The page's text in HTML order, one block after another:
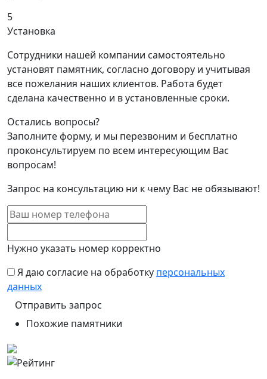
5
Установка
Сотрудники нашей компании самостоятельно
установят памятник, согласно договору и учитывая
все пожелания наших клиентов. Работа будет
сделана качественно и в установленные сроки.
Остались вопросы?
Заполните форму, и мы перезвоним и бесплатно
проконсультируем по всем интересующим Вас
вопросам!
Запрос на консультацию ни к чему Вас не обязывают!
Нужно указать номер корректно
Я даю согласие на обработку персональных
данных
Похожие памятники